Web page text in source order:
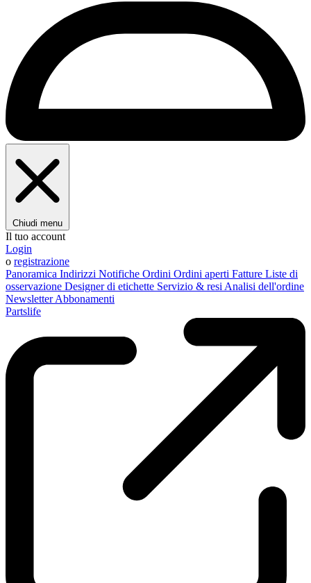
Chiudi menu
Il tuo account
Login
o registrazione
Panoramica Indirizzi Notifiche Ordini Ordini aperti Fatture Liste di
osservazione Designer di etichette Servizio & resi Analisi dell'ordine
NewsletterAbbonamenti
Partslife